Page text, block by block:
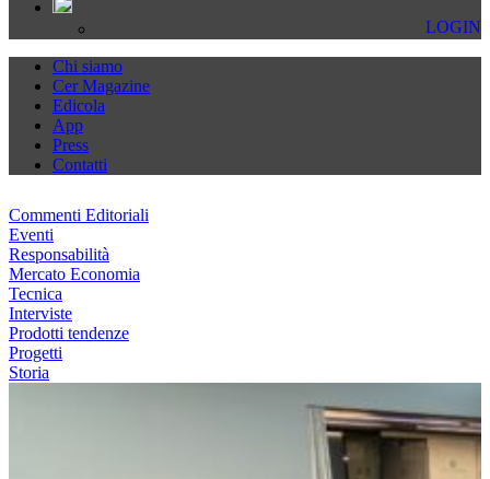
LOGIN
Chi siamo
Cer Magazine
Edicola
App
Press
Contatti
Commenti Editoriali
Eventi
Responsabilità
Mercato Economia
Tecnica
Interviste
Prodotti tendenze
Progetti
Storia